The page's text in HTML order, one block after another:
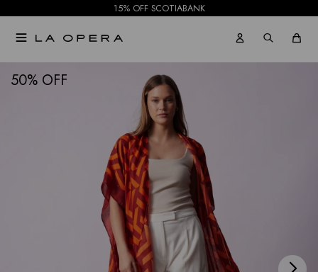
15% OFF SCOTIABANK

50 NOTIFICARME